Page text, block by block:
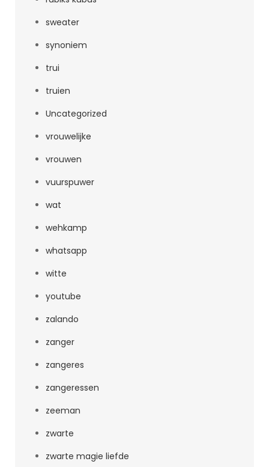
sweater
synoniem
trui
truien
Uncategorized
vrouwelijke
vrouwen
vuurspuwer
wat
wehkamp
whatsapp
witte
youtube
zalando
zanger
zangeres
zangeressen
zeeman
zwarte
zwarte magie liefde